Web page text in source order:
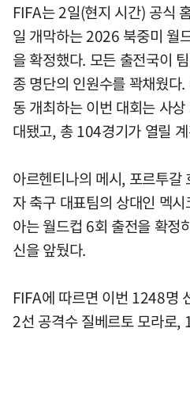
FIFA는 2일(현지 시간) 공식
일 개막하는 2026 북중미 월
을 확정했다. 모든 출전국이
종 명단의 인원수를 꽉채웠다
동 개최하는 이번 대회는 사
대됐고, 총 104경기가 열릴
아르헨티나의 메시, 포르투갈
자 축구 대표팀의 상대인 멕
아는 월드컵 6회 출전을 확정
신을 앞뒀다.
FIFA에 따르면 이번 1248명
2선 공격수 질베르토 모라로